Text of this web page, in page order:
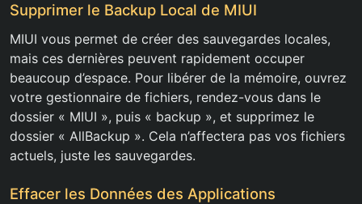
Supprimer le Backup Local de MIUI
MIUI vous permet de créer des sauvegardes locales,
mais ces dernières peuvent rapidement occuper
beaucoup d’espace. Pour libérer de la mémoire, ouvrez
votre gestionnaire de fichiers, rendez-vous dans le
dossier « MIUI », puis « backup », et supprimez le
dossier « AllBackup ». Cela n’affectera pas vos fichiers
actuels, juste les sauvegardes.
Effacer les Données des Applications